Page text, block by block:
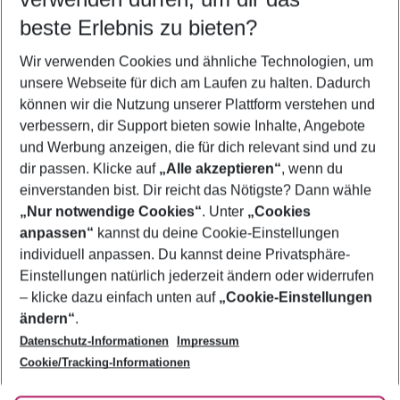
5-8 Nächte
2 Erwachsene Keine Kinder
Mehr Filter anzeigen
Footer
Footer navigation
Über uns
AGB
Bestpreisgarantie
Cookie-Einstellungen ändern
Cookie-Richtlinie
Agenturbetreuung
Barrierefreies Reisen
Folge uns
beste Erlebnis zu bieten?
Wir verwenden Cookies und ähnliche Technologien, um
unsere Webseite für dich am Laufen zu halten. Dadurch
können wir die Nutzung unserer Plattform verstehen und
verbessern, dir Support bieten sowie Inhalte, Angebote
und Werbung anzeigen, die für dich relevant sind und zu
dir passen. Klicke auf „Alle akzeptieren“, wenn du
einverstanden bist. Dir reicht das Nötigste? Dann wähle
„Nur notwendige Cookies“. Unter „Cookies
anpassen“ kannst du deine Cookie-Einstellungen
individuell anpassen. Du kannst deine Privatsphäre-
Einstellungen natürlich jederzeit ändern oder widerrufen
– klicke dazu einfach unten auf „Cookie-Einstellungen
ändern“.
Datenschutz-Informationen
Impressum
Cookie/Tracking-Informationen